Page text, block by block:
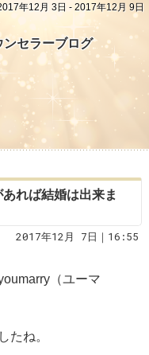
年12月 3日 - 2017年12月 9日
セラーブログ
れば結婚は出来ま
2017年12月 7日｜16:55
（ユーマ
たね。